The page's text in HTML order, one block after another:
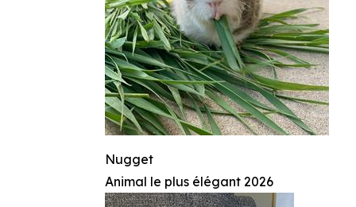
Nugget
Animal le plus élégant 2026